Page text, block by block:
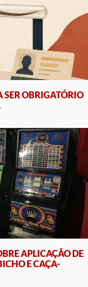
SER OBRIGATÓRIO
APLICAÇÃO DE
E CAÇA-